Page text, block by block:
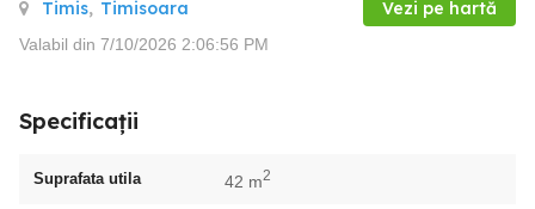
Timis, Timisoara Vezi pe hartă
Valabil din 7/10/2026 2:06:56 PM
Specificații
Suprafata utila 42 m2